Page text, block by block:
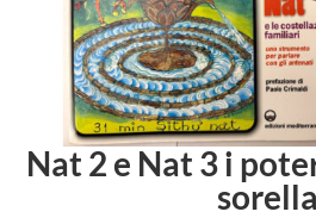
Nat 2 e Nat 3 i
sorella